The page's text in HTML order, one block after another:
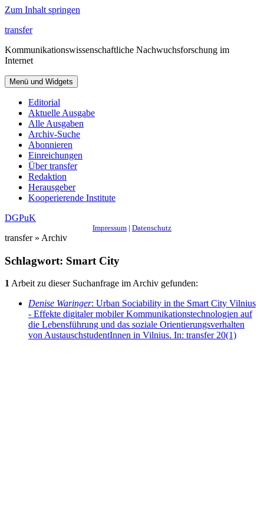
Zum Inhalt springen
transfer
Kommunikationswissenschaftliche Nachwuchsforschung im
Internet
Menü und Widgets
Editorial
Aktuelle Ausgabe
Alle Ausgaben
Archiv-Suche
Abonnieren
Einreichungen
Über transfer
Redaktion
Herausgeber
Kooperierende Institute
DGPuK
Impressum | Datenschutz
transfer » Archiv
Schlagwort: Smart City
1Arbeit zu dieser Suchanfrage im Archiv gefunden:
Denise Waringer: Urban Sociability in the Smart City Vilnius
- Effekte digitaler mobiler Kommunikationstechnologien auf
die Lebensführung und das soziale Orientierungsverhalten
von AustauschstudentInnen in Vilnius. In: transfer 20(1)